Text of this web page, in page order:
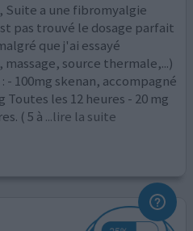
Suite a une fibromyalgie
pas trouvé le dosage parfait
que j'ai essayé
source thermale,...)
100mg skenan, accompagné
les 12 heures - 20 mg
( 5 à ...lire la suite